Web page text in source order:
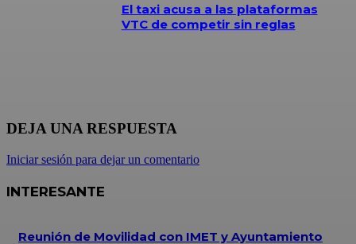
El taxi acusa a las plataformas
VTC de competir sin reglas
DEJA UNA RESPUESTA
Iniciar sesión para dejar un comentario
INTERESANTE
Reunión de Movilidad con IMET y Ayuntamiento